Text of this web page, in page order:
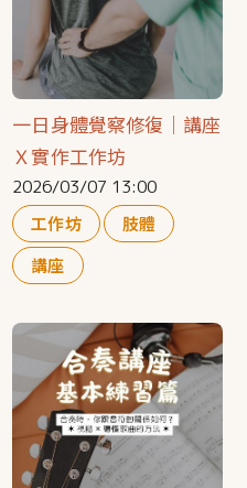
一日身體覺察修復｜講座
Ｘ實作工作坊
2026/03/07 13:00
工作坊
肢體
講座